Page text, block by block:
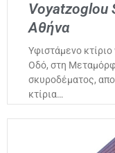
Αθήνα
Υφιστάμενο
Οδό, στη
σκυροδέματος,
κτίρια…